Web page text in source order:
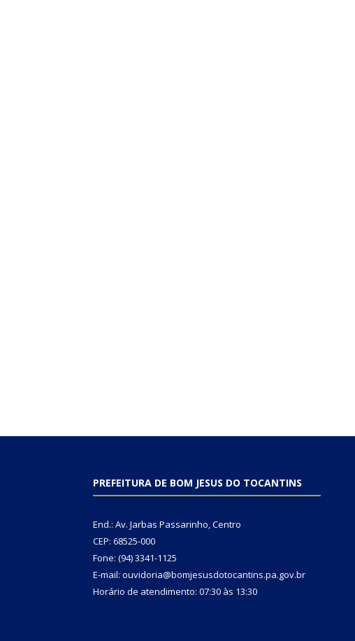
PREFEITURA DE BOM JESUS DO TOCANTINS
End.: Av. Jarbas Passarinho, Centro
CEP: 68525-000
Fone: (94) 3341-1125
E-mail: ouvidoria@bomjesusdotocantins.pa.gov.br
Horário de atendimento: 07:30 às 13:30